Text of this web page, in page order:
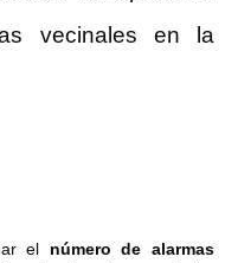
vecinales en la
el número de alarmas